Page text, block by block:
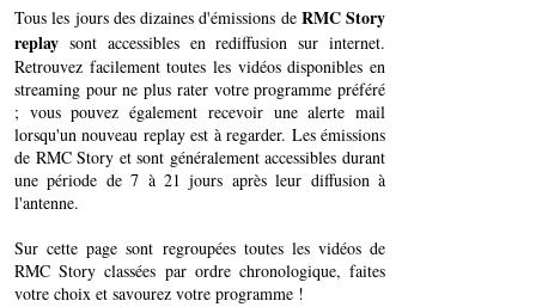
Tous les jours des dizaines d'émissions de RMC Story
replay sont accessibles en rediffusion sur internet.
Retrouvez facilement toutes les vidéos disponibles en
streaming pour ne plus rater votre programme préféré
; vous pouvez également recevoir une alerte mail
lorsqu'un nouveau replay est à regarder. Les émissions
de RMC Story et sont généralement accessibles durant
une période de 7 à 21 jours après leur diffusion à
l'antenne.
Sur cette page sont regroupées toutes les vidéos de
RMC Story classées par ordre chronologique, faites
votre choix et savourez votre programme !